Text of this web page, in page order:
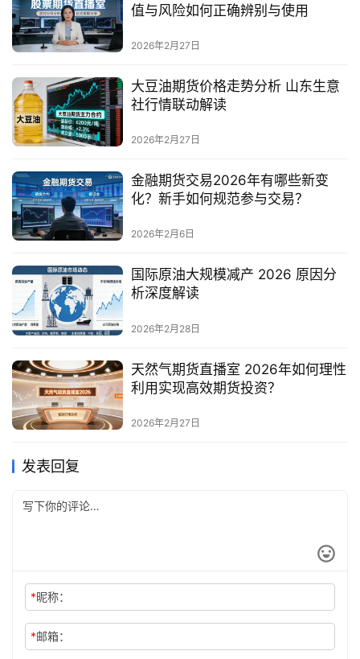
值与风险如何正确辨别与使用
2026年2月27日
大豆油期货价格走势分析 山东生意
社行情联动解读
2026年2月27日
金融期货交易2026年有哪些新变
化？新手如何规范参与交易？
2026年2月6日
国际原油大规模减产 2026 原因分
析深度解读
2026年2月28日
天然气期货直播室 2026年如何理性
利用实现高效期货投资？
2026年2月27日
发表回复
*昵称：
*邮箱：